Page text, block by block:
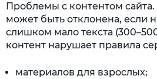
Проблемы с контентом сайта.
может быть отклонена, если
слишком мало текста
контент нарушает правила
материалов для взрослых;